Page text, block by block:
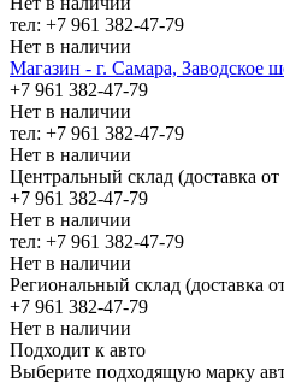
тел: +7 961 382-47-79
Нет в наличии
Магазин - г. Самара, Заводское
+7 961 382-47-79
Нет в наличии
тел: +7 961 382-47-79
Нет в наличии
Центральный склад (доставка
+7 961 382-47-79
Нет в наличии
тел: +7 961 382-47-79
Нет в наличии
Региональный склад (доставка
+7 961 382-47-79
Нет в наличии
Подходит к авто
Выберите подходящую марку